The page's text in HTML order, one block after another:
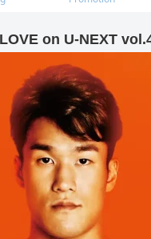
on U-NEXT